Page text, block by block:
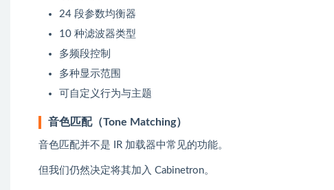
24 段参数均衡器
10 种滤波器类型
多频段控制
多种显示范围
可自定义行为与主题
音色匹配（Tone Matching）
音色匹配并不是 IR 加载器中常见的功能。
但我们仍然决定将其加入 Cabinetron。